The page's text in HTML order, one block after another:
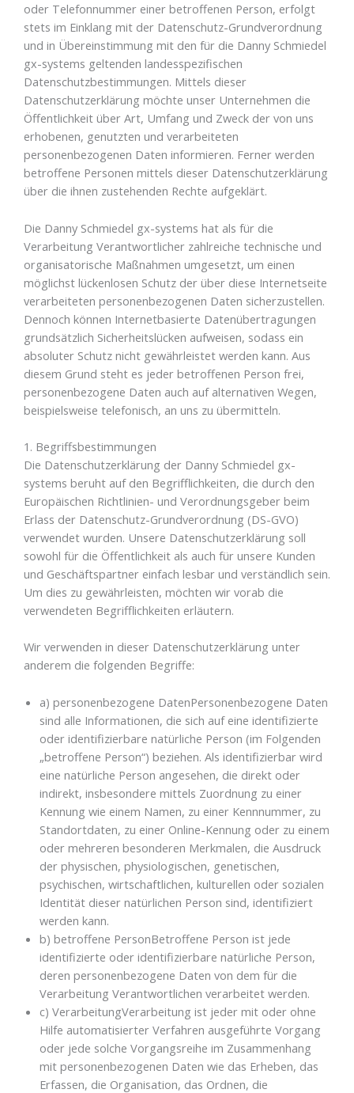
oder Telefonnummer einer betroffenen Person, erfolgt
stets im Einklang mit der Datenschutz-Grundverordnung
und in Übereinstimmung mit den für die Danny Schmiedel
gx-systems geltenden landesspezifischen
Datenschutzbestimmungen. Mittels dieser
Datenschutzerklärung möchte unser Unternehmen die
Öffentlichkeit über Art, Umfang und Zweck der von uns
erhobenen, genutzten und verarbeiteten
personenbezogenen Daten informieren. Ferner werden
betroffene Personen mittels dieser Datenschutzerklärung
über die ihnen zustehenden Rechte aufgeklärt.
Die Danny Schmiedel gx-systems hat als für die
Verarbeitung Verantwortlicher zahlreiche technische und
organisatorische Maßnahmen umgesetzt, um einen
möglichst lückenlosen Schutz der über diese Internetseite
verarbeiteten personenbezogenen Daten sicherzustellen.
Dennoch können Internetbasierte Datenübertragungen
grundsätzlich Sicherheitslücken aufweisen, sodass ein
absoluter Schutz nicht gewährleistet werden kann. Aus
diesem Grund steht es jeder betroffenen Person frei,
personenbezogene Daten auch auf alternativen Wegen,
beispielsweise telefonisch, an uns zu übermitteln.
1. Begriffsbestimmungen
Die Datenschutzerklärung der Danny Schmiedel gx-
systems beruht auf den Begrifflichkeiten, die durch den
Europäischen Richtlinien- und Verordnungsgeber beim
Erlass der Datenschutz-Grundverordnung (DS-GVO)
verwendet wurden. Unsere Datenschutzerklärung soll
sowohl für die Öffentlichkeit als auch für unsere Kunden
und Geschäftspartner einfach lesbar und verständlich sein.
Um dies zu gewährleisten, möchten wir vorab die
verwendeten Begrifflichkeiten erläutern.
Wir verwenden in dieser Datenschutzerklärung unter
anderem die folgenden Begriffe:
a) personenbezogene DatenPersonenbezogene Daten
sind alle Informationen, die sich auf eine identifizierte
oder identifizierbare natürliche Person (im Folgenden
„betroffene Person“) beziehen. Als identifizierbar wird
eine natürliche Person angesehen, die direkt oder
indirekt, insbesondere mittels Zuordnung zu einer
Kennung wie einem Namen, zu einer Kennnummer, zu
Standortdaten, zu einer Online-Kennung oder zu einem
oder mehreren besonderen Merkmalen, die Ausdruck
der physischen, physiologischen, genetischen,
psychischen, wirtschaftlichen, kulturellen oder sozialen
Identität dieser natürlichen Person sind, identifiziert
werden kann.
b) betroffene PersonBetroffene Person ist jede
identifizierte oder identifizierbare natürliche Person,
deren personenbezogene Daten von dem für die
Verarbeitung Verantwortlichen verarbeitet werden.
c) VerarbeitungVerarbeitung ist jeder mit oder ohne
Hilfe automatisierter Verfahren ausgeführte Vorgang
oder jede solche Vorgangsreihe im Zusammenhang
mit personenbezogenen Daten wie das Erheben, das
Erfassen, die Organisation, das Ordnen, die